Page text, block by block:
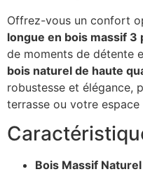
Offrez-vous un confort
longue en bois massif 3
de moments de détente
bois naturel de haute
robustesse et élégance,
terrasse ou votre espace
Bois Massif Naturel